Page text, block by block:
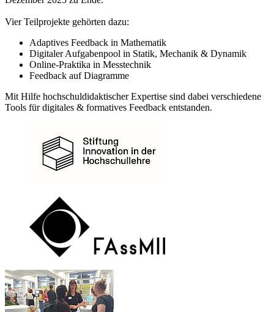
Vier Teilprojekte gehörten dazu:
Adaptives Feedback in Mathematik
Digitaler Aufgabenpool in Statik, Mechanik & Dynamik
Online-Praktika in Messtechnik
Feedback auf Diagramme
Mit Hilfe hochschuldidaktischer Expertise sind dabei verschiedene
Tools für digitales & formatives Feedback entstanden.